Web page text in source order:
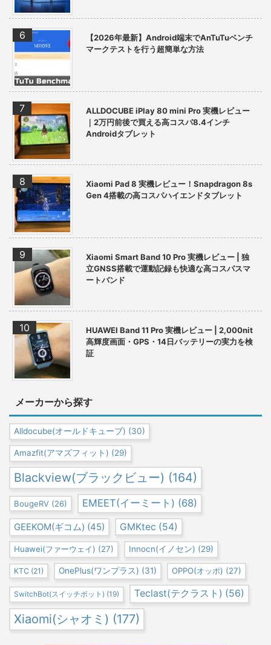
【2026年最新】Android端末でAnTuTuベンチ
マークテストを行う超簡単な方法
ALLDOCUBE iPlay 80 mini Pro 実機レビュー
｜2万円前後で買える高コスパ8.4インチ
Androidタブレット
Xiaomi Pad 8 実機レビュー！Snapdragon 8s
Gen 4搭載の高コスパハイエンドタブレット
Xiaomi Smart Band 10 Pro 実機レビュー | 独
立GNSS搭載で運動記録も快適な高コスパスマ
ートバンド
HUAWEI Band 11 Pro 実機レビュー | 2,000nit
高輝度画面・GPS・14日バッテリーの実力を検
証
メーカーから探す
Alldocube(オールドキューブ) (30)
Amazfit(アマズフィット) (29)
Blackview(ブラックビュー) (164)
BougeRV (26) EMEET(イーミート) (68)
GEEKOM(ギコム) (45) GMKtec (54)
Huawei(ファーウェイ) (27) Innocn(イノセン) (29)
KTC (21) OnePlus(ワンプラス) (31) OPPO(オッポ) (27)
SwitchBot(スイッチボット) (19) Teclast(テクラスト) (56)
Xiaomi(シャオミ) (177)